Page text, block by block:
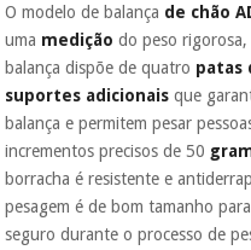
Instrumental
cirúrgico
(liquidação)
O modelo de balança de chão
uma mediçãodo peso
balança dispõe de quatro patas
suportes adicionaisque
balança e permitem pesar
incrementos precisos de 50
borracha é resistente e
pesagem é de bom tamanho
seguro durante o processo de